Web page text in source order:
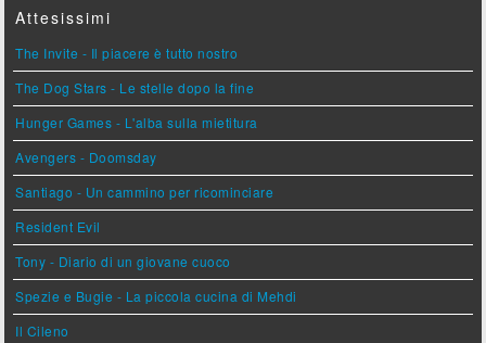
Attesissimi
The Invite - Il piacere è tutto nostro
The Dog Stars - Le stelle dopo la fine
Hunger Games - L'alba sulla mietitura
Avengers - Doomsday
Santiago - Un cammino per ricominciare
Resident Evil
Tony - Diario di un giovane cuoco
Spezie e Bugie - La piccola cucina di Mehdi
Il Cileno